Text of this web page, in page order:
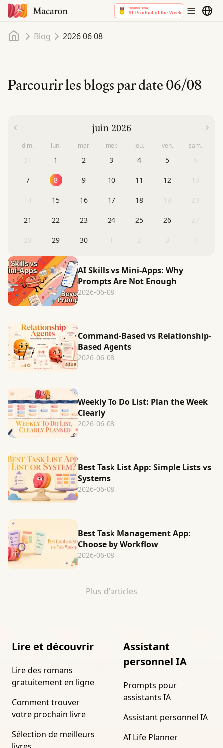
Accueil
Blog 2026 06 08
Parcourir les blogs par date06/08
AI Skills vs Mini-Apps: Why
Prompts Are Not Enough
2026-06-08
Command-Based vs Relationship-
Based Agents
2026-06-08
Weekly To Do List: Plan the Week
Clearly
2026-06-08
Best Task List App: Simple Lists vs
Systems
2026-06-08
Best Task Management App:
Choose by Workflow
2026-06-08
Plus d'articles
juin 2026
dim. lun. mar. mer. jeu. ven. sam.
1 2 3 4 5
7 8 9 10 11 12
15 16 17 18
21 22 23 24 25 26
29 30
Lire et découvrir
Lire des romans
gratuitement en ligne
Comment trouver
votre prochain livre
Sélection de meilleurs
Assistant
personnel IA
Prompts pour
assistants IA
Assistant personnel IA
AI Life Planner